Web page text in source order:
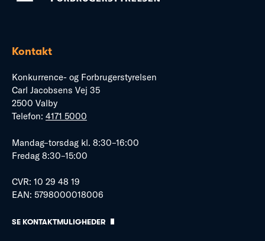
Kontakt
Konkurrence- og Forbrugerstyrelsen
Carl Jacobsens Vej 35
2500 Valby
Telefon: 4171 5000
Mandag–torsdag kl. 8:30–16:00
Fredag 8:30–15:00
CVR: 10 29 48 19
EAN: 5798000018006
SE KONTAKTMULIGHEDER